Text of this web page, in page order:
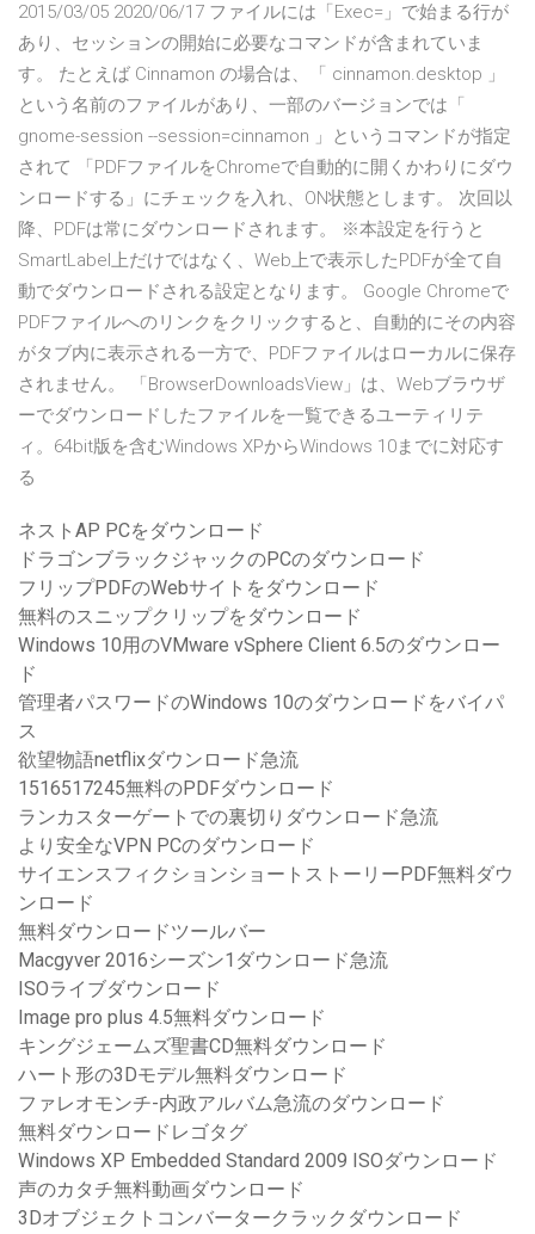
2015/03/05 2020/06/17 ファイルには「Exec=」で始まる行が
あり、セッションの開始に必要なコマンドが含まれていま
す。 たとえば Cinnamon の場合は、「 cinnamon.desktop 」
という名前のファイルがあり、一部のバージョンでは「
gnome-session --session=cinnamon 」というコマンドが指定
されて 「PDFファイルをChromeで自動的に開くかわりにダウ
ンロードする」にチェックを入れ、ON状態とします。 次回以
降、PDFは常にダウンロードされます。 ※本設定を行うと
SmartLabel上だけではなく、Web上で表示したPDFが全て自
動でダウンロードされる設定となります。 Google Chromeで
PDFファイルへのリンクをクリックすると、自動的にその内容
がタブ内に表示される一方で、PDFファイルはローカルに保存
されません。 「BrowserDownloadsView」は、Webブラウザ
ーでダウンロードしたファイルを一覧できるユーティリテ
ィ。64bit版を含むWindows XPからWindows 10までに対応す
る
ネストAP PCをダウンロード
ドラゴンブラックジャックのPCのダウンロード
フリップPDFのWebサイトをダウンロード
無料のスニップクリップをダウンロード
Windows 10用のVMware vSphere Client 6.5のダウンロー
ド
管理者パスワードのWindows 10のダウンロードをバイパ
ス
欲望物語netflixダウンロード急流
1516517245無料のPDFダウンロード
ランカスターゲートでの裏切りダウンロード急流
より安全なVPN PCのダウンロード
サイエンスフィクションショートストーリーPDF無料ダウ
ンロード
無料ダウンロードツールバー
Macgyver 2016シーズン1ダウンロード急流
ISOライブダウンロード
Image pro plus 4.5無料ダウンロード
キングジェームズ聖書CD無料ダウンロード
ハート形の3Dモデル無料ダウンロード
ファレオモンチ-内政アルバム急流のダウンロード
無料ダウンロードレゴタグ
Windows XP Embedded Standard 2009 ISOダウンロード
声のカタチ無料動画ダウンロード
3Dオブジェクトコンバータークラックダウンロード